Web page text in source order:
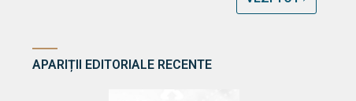
APARIȚII EDITORIALE RECENTE